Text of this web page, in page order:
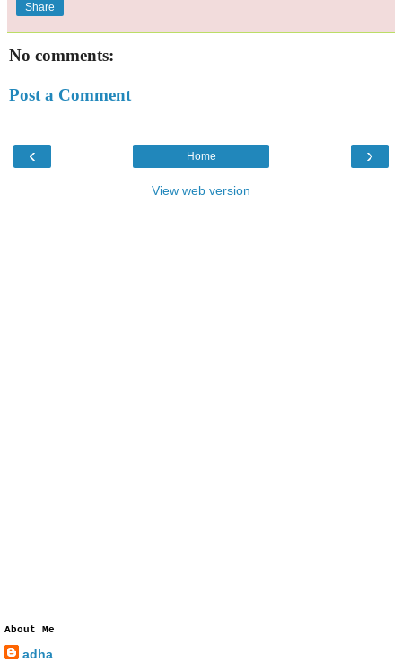
Share
No comments:
Post a Comment
‹ ›
Home
View web version
About Me
adha